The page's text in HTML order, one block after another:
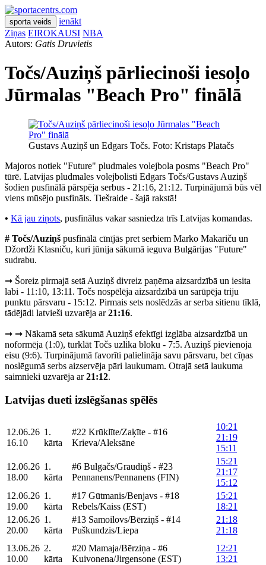
sporta veids
ienākt
Ziņas EIROKAUSI NBA
Autors: Gatis Druvietis
Točs/Auziņš pārliecinoši iesoļo
Jūrmalas "Beach Pro" finālā
Gustavs Auziņš un Edgars Točs. Foto: Kristaps Platačs
Majoros notiek "Future" pludmales volejbola posms "Beach Pro"
tūrē. Latvijas pludmales volejbolisti Edgars Točs/Gustavs Auziņš
šodien pusfinālā pārspēja serbus - 21:16, 21:12. Turpinājumā būs vēl
viens mūsējo pusfināls. Tiešraide - šajā rakstā!
• Kā jau ziņots, pusfinālus vakar sasniedza trīs Latvijas komandas.
# Točs/Auziņš pusfinālā cīnījās pret serbiem Marko Makariču un
Džordži Klasniču, kuri jūnija sākumā ieguva Bulgārijas "Future"
sudrabu.
➞ Šoreiz pirmajā setā Auziņš divreiz paņēma aizsardzībā un iesita
labi - 11:10, 13:11. Točs nospēlēja aizsardzībā un sarūpēja triju
punktu pārsvaru - 15:12. Pirmais sets noslēdzās ar serba sitienu tīklā,
tādējādi latvieši uzvarēja ar21:16.
➞ ➞ Nākamā seta sākumā Auziņš efektīgi izglāba aizsardzībā un
noformēja (1:0), turklāt Točs uzlika bloku - 7:5. Auziņš pievienoja
eisu (9:6). Turpinājumā favorīti palielināja savu pārsvaru, bet cīņas
noslēgumā serbs aizservēja pāri laukumam. Otrajā setā laukuma
saimnieki uzvarēja ar21:12.
Latvijas dueti izslēgšanas spēlēs
12.06.26
16.10
1.
kārta
#22 Krūklīte/Zaķīte - #16
Krieva/Aleksāne
10:21
21:19
15:11
12.06.26
18.00
1.
kārta
#6 Bulgačs/Graudiņš - #23
Pennanens/Pennanens (FIN)
15:21
21:17
15:12
12.06.26
19.00
1.
kārta
#17 Gūtmanis/Benjavs - #18
Rebels/Kaiss (EST)
15:21
18:21
12.06.26
20.00
1.
kārta
#13 Samoilovs/Bērziņš - #14
Puškundzis/Liepa
21:18
21:18
13.06.26
10.00
2.
kārta
#20 Mamaja/Bērziņa - #6
Kuivonena/Jirgensone (EST)
12:21
13:21